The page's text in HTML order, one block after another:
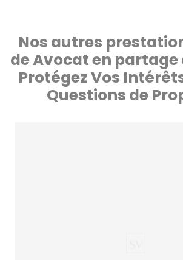
Nos autres
de Avocat en partage
Protégez Vos
Questions de